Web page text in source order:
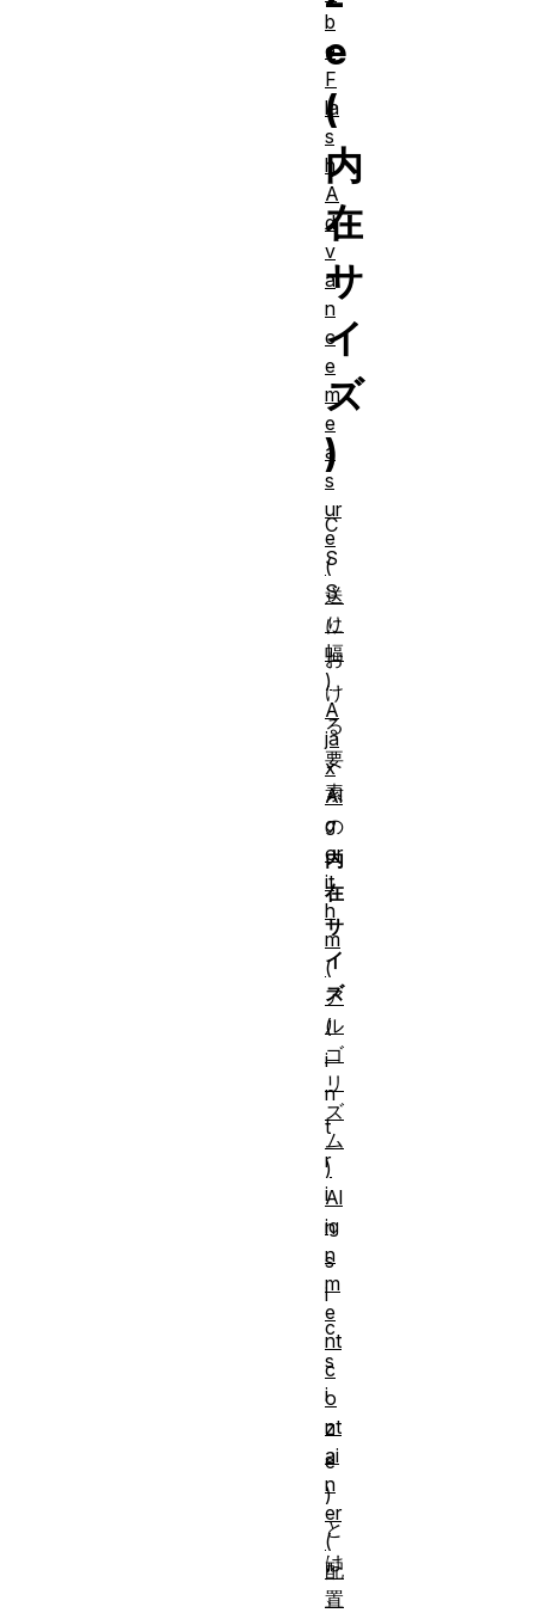
e
(
内
在
サ
イ
ズ
)
C
S
S
に
お
け
る
要
素
の
内
在
サ
イ
ズ
(
i
n
t
r
i
n
s
i
c
s
i
z
e
)
と
は
、
b
e
F
la
s
h
A
d
v
a
n
c
e
m
e
a
s
ur
e
(
送
り
幅
)
A
ja
x
Al
g
or
it
h
m
(
ア
ル
ゴ
リ
ズ
ム
)
Al
ig
n
m
e
nt
c
o
nt
ai
n
er
(
配
置